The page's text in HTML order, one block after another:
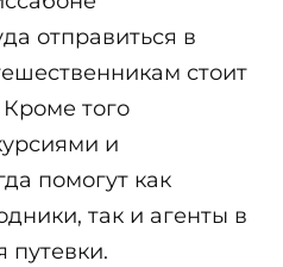
отправиться в
стоит
того
и
помогут как
так и агенты в
путевки.